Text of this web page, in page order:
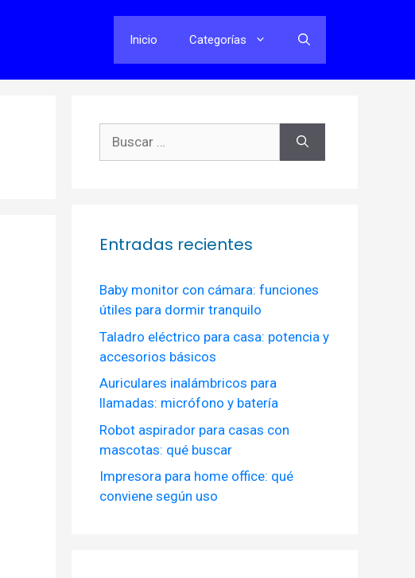
Inicio Categorías
Entradas recientes
Baby monitor con cámara: funciones
útiles para dormir tranquilo
Taladro eléctrico para casa: potencia y
accesorios básicos
Auriculares inalámbricos para
llamadas: micrófono y batería
Robot aspirador para casas con
mascotas: qué buscar
Impresora para home office: qué
conviene según uso